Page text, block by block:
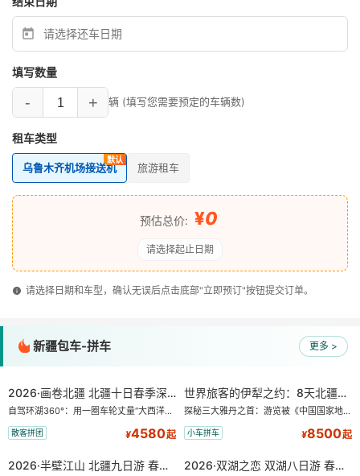
填写数量
- + 辆 (填写您需要预定的车辆数)
租车类型
乌鲁木齐机场接送机 旅游租车
预估总价: ¥0
请选择起止日期
请选择日期和车型，确认无误后点击底部"立即预订"按钮提交订单。
新疆包车-拼车 更多 >
2026·画卷北疆 北疆十日春季深度游 小车拼车、纯玩无购物！
自驾环湖360°：用一圈车轮丈量“大西洋最后一滴眼泪”的极致蔚蓝。 赛湖旅拍：甄选多款风格服饰，9张精修美照，定格赛里木湖绝美瞬间。 赛湖坦克300跟车视频：专业摄影师拍摄带剪辑，一团一条。 佛里斯兰·马背繁花：在花海骑乘著名荷兰马匹佛里斯兰漫步，免费赠送航拍带剪辑视频。 探秘古道：自驾孟克特古道穿越乌孙西迁的历史长廊，在秘境天路上与雪山、冰川、温泉深情相遇。 禾木旅拍：定格童话木屋时光，在“神的自留地”禾木村漫步，让白桦林、原木小屋与晨雾炊烟成为你的背景板。
散客拼团 ¥4580起
世界旅客的伊犁之约：8天北疆暖心深度游
探秘三大雅丹之首：游览被《中国国家地理》评选为“中国最美的三大雅丹”第一名的克拉玛依魔鬼城。 中国第一村：探访仅存的图瓦人最大村落——禾木村，欣赏晨雾与小木屋交织的仙境。 喀纳斯变色湖：登观鱼亭俯瞰四分之三的喀纳斯湖面，看湖水随天气变换迷人色彩。 天然博物馆：深入可可托海，震撼于世界最大矿坑及额尔齐斯大峡谷的鬼斧神工。 大西洋最后一滴眼泪：环游蔚蓝清澈的赛里木湖，将雪山、草原与湖泊的绝景尽收眼底。
小车拼车 ¥8500起
2026·半壁江山 北疆九日游 春季 小车拼车、纯玩无购物！ 2026·双湖之恋 双湖八日游 春季 小车拼车、纯玩无购物！